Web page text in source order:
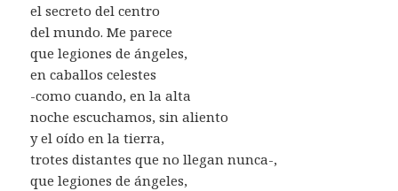
el secreto del centro
del mundo. Me parece
que legiones de ángeles,
en caballos celestes
-como cuando, en la alta
noche escuchamos, sin aliento
y el oído en la tierra,
trotes distantes que no llegan nunca-,
que legiones de ángeles,